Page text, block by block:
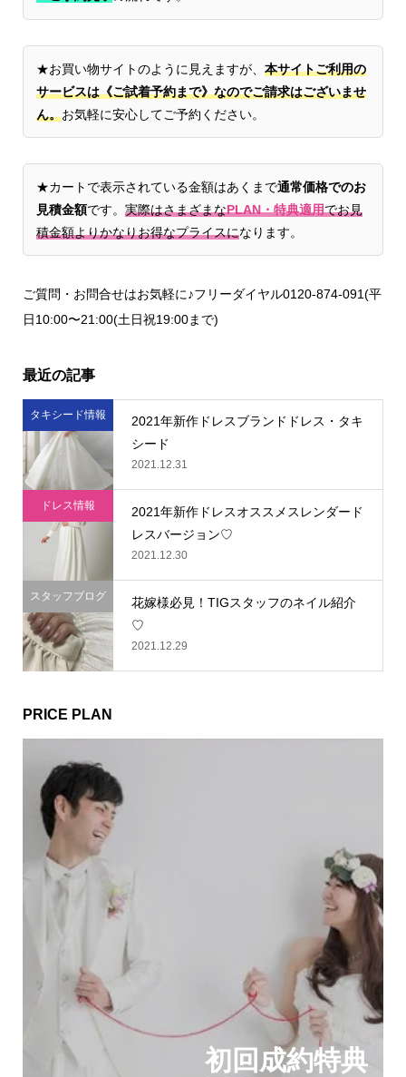
★お買い物サイトのように見えますが、 本サイトご利用の
サービスは《ご試着予約まで》なのでご請求はございませ
ん。お気軽に安心してご予約ください。
★カートで表示されている金額はあくまで通常価格でのお
見積金額です。 実際はさまざまなPLAN・特典適用でお見
積金額よりかなりお得なプライスになります。
ご質問・お問合せはお気軽に♪フリーダイヤル0120-874-091(平
日10:00〜21:00(土日祝19:00まで)
最近の記事
2021年新作ドレスブランドドレス・タキ
シード
2021.12.31
タキシード情報
2021年新作ドレスオススメスレンダード
レスバージョン♡
2021.12.30
ドレス情報
花嫁様必見！TIGスタッフのネイル紹介
♡
2021.12.29
スタッフブログ
PRICE PLAN
初回成約特典